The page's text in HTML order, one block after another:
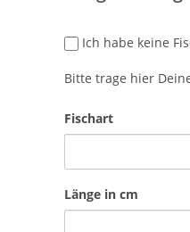
keinefaenge
Ich habe keine
Bitte trage hier
Fischart
Länge in cm